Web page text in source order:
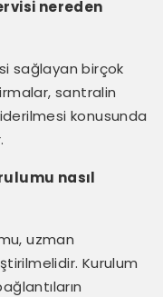
nereden
sağlayan birçok
santralin
konusunda
nasıl
uzman
Kurulum